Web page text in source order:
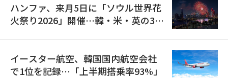
ハンファ、来月5日に「ソウル世界花
火祭り2026」開催…韓・米・英の3カ
イースター航空、韓国国内航空会社
で1位を記録…「上半期搭乗率93%」